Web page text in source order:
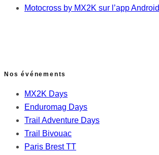
Motocross by MX2K sur l’app Android
Nos événements
MX2K Days
Enduromag Days
Trail Adventure Days
Trail Bivouac
Paris Brest TT